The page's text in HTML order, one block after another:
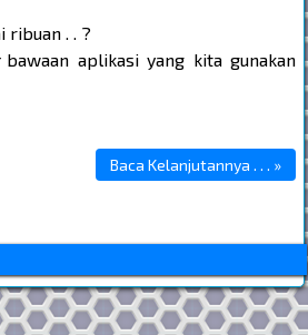
. . ?
bawaan aplikasi yang kita gunakan
Baca Kelanjutannya . . . »
*